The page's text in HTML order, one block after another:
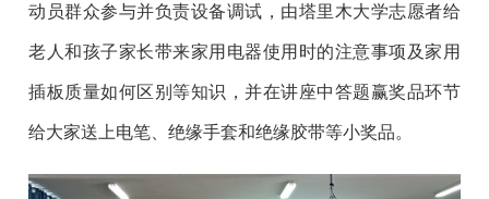
动员群众参与并负责设备调试，由塔里木大学志愿者给
老人和孩子家长带来家用电器使用时的注意事项及家用
插板质量如何区别等知识，并在讲座中答题赢奖品环节
给大家送上电笔、绝缘手套和绝缘胶带等小奖品。